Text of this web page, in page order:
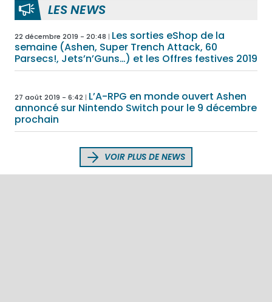
LES NEWS
22 décembre 2019 - 20:48
Les sorties eShop de la
semaine (Ashen, Super Trench Attack, 60
Parsecs!, Jets’n’Guns…) et les Offres festives 2019
27 août 2019 - 6:42
L’A-RPG en monde ouvert Ashen
annoncé sur Nintendo Switch pour le 9 décembre
prochain
VOIR PLUS DE NEWS